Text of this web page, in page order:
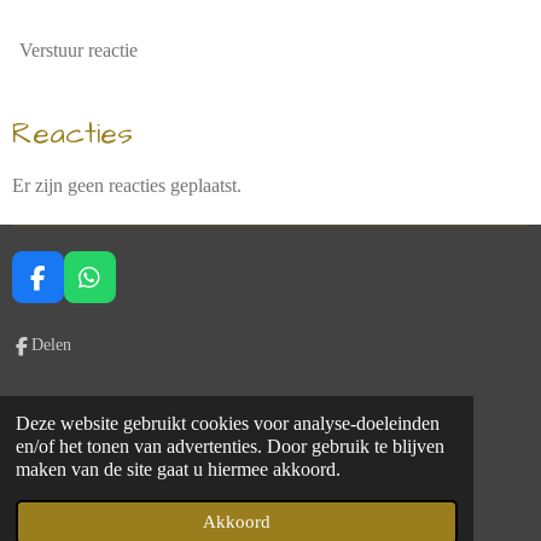
Deze website gebruikt cookies voor analyse-doeleinden
en/of het tonen van advertenties. Door gebruik te blijven
maken van de site gaat u hiermee akkoord.
Akkoord
Verstuur reactie
Reacties
Er zijn geen reacties geplaatst.
F
a
c
e
o
o
k
W
h
A
p
p
Delen